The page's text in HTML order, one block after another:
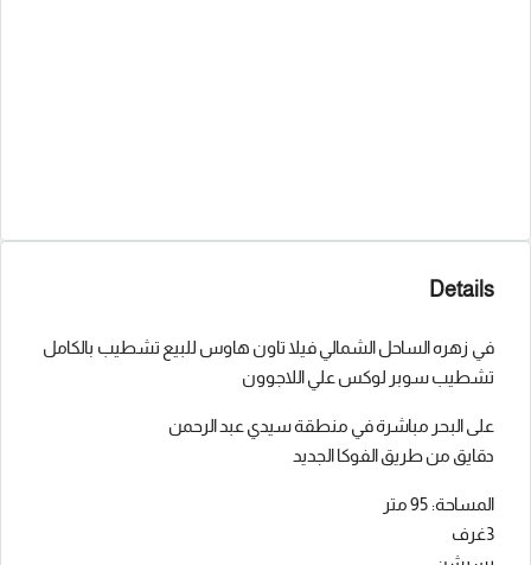
Details
في زهره الساحل الشمالي فيلا تاون هاوس للبيع تشطيب بالكامل
تشطيب سوبر لوكس علي اللاجوون
على البحر مباشرة في منطقة سيدي عبد الرحمن
دقايق من طريق الفوكا الجديد
المساحة: 95 متر
3غرف